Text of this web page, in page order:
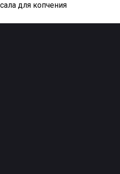
для копчения